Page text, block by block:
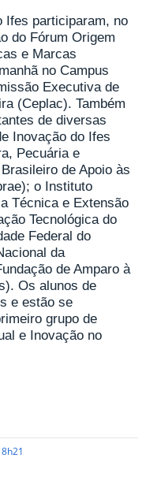
Ifes participaram, no
do Fórum Origem
e Marcas
no Campus
Executiva de
(Ceplac). Também
de diversas
Inovação do Ifes
Pecuária e
de Apoio às
o Instituto
Técnica e Extensão
Tecnológica do
Federal do
da
de Amparo à
Os alunos de
e estão se
grupo de
e Inovação no